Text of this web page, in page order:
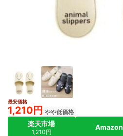
最安価格
1,210円 やや低価格
楽天市場
1,210円
Amazon